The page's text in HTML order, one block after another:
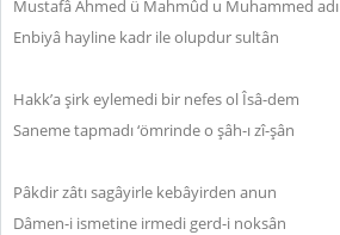
Mustafâ Ahmed ü Mahmûd u Muhammed adı
Enbiyâ hayline kadr ile olupdur sultân
Hakk’a şirk eylemedi bir nefes ol Îsâ-dem
Saneme tapmadı ‘ömrinde o şâh-ı zî-şân
Pâkdir zâtı sagâyirle kebâyirden anun
Dâmen-i ismetine irmedi gerd-i noksân